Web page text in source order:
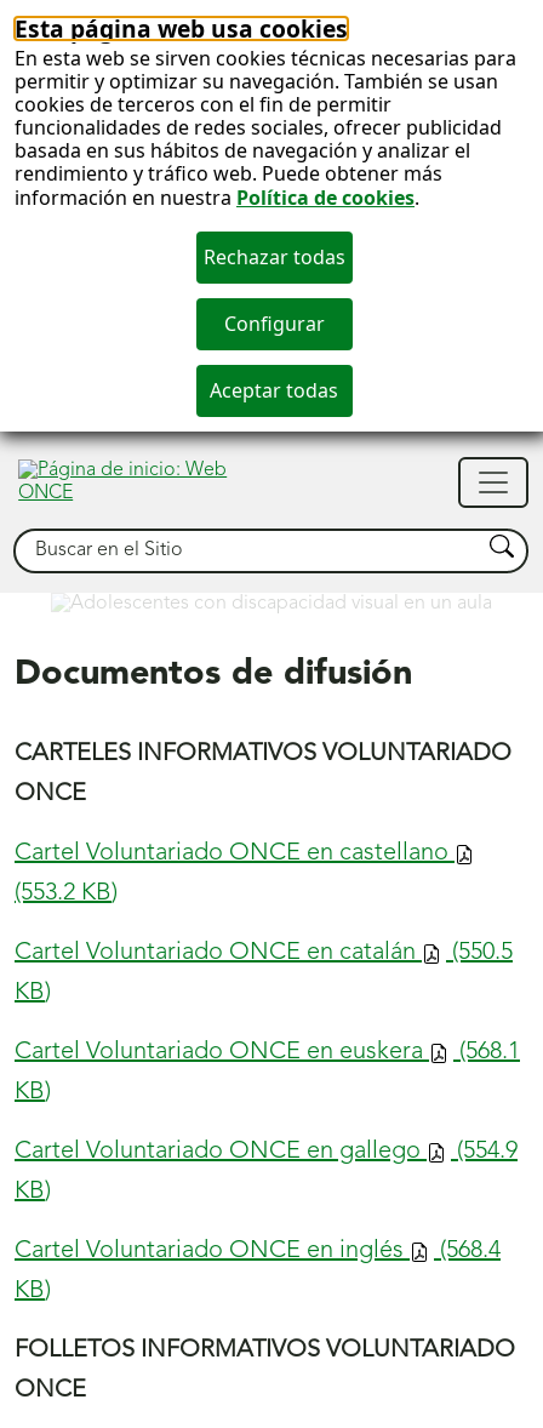
Esta página web usa cookies
En esta web se sirven cookies técnicas necesarias para
permitir y optimizar su navegación. También se usan
cookies de terceros con el fin de permitir
funcionalidades de redes sociales, ofrecer publicidad
basada en sus hábitos de navegación y analizar el
rendimiento y tráfico web. Puede obtener más
información en nuestra Política de cookies.
Buscar Buscar
Comprometidos
Documentos de difusión
CARTELES INFORMATIVOS VOLUNTARIADO
ONCE
Cartel Voluntariado ONCE en castellano
(553.2 KB)
Cartel Voluntariado ONCE en catalán
(550.5
KB)
Cartel Voluntariado ONCE en euskera
(568.1
KB)
Cartel Voluntariado ONCE en gallego
(554.9
KB)
Cartel Voluntariado ONCE en inglés
(568.4
KB)
FOLLETOS INFORMATIVOS VOLUNTARIADO
ONCE